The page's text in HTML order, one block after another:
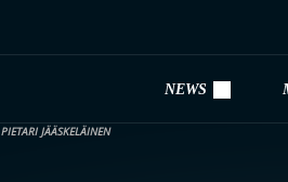
NEWS
PIETARI JÄÄSKELÄINEN